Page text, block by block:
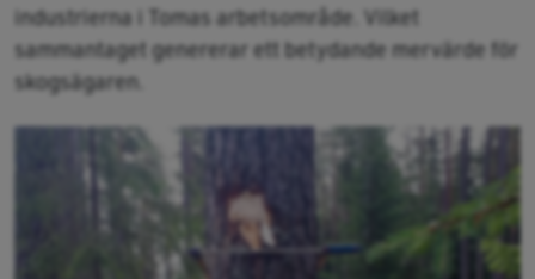
industrierna i Tomas arbetsområde. Vilket
sammantaget genererar ett betydande mervärde för
skogsägaren.